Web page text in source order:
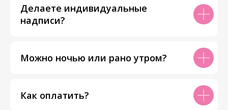
Делаете индивидуальные
надписи?
Можно ночью или рано утром?
Как оплатить?